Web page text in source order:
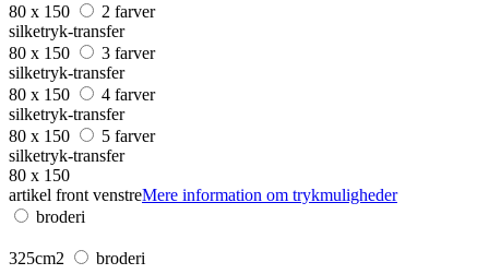
80 x 150
2 farver
silketryk-transfer
80 x 150
3 farver
silketryk-transfer
80 x 150
4 farver
silketryk-transfer
80 x 150
5 farver
silketryk-transfer
80 x 150
artikel front venstreMere information om trykmuligheder
broderi
325cm2 broderi